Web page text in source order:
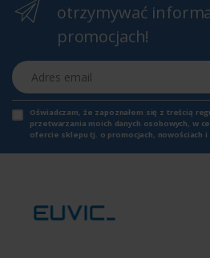
otrzymywać
promocjach!
Adres email
Oświadczam, że zapoznałem się z treścią
przetwarzania moich danych osobowych, w
ofercie sklepu tj. o promocjach, nowościach i